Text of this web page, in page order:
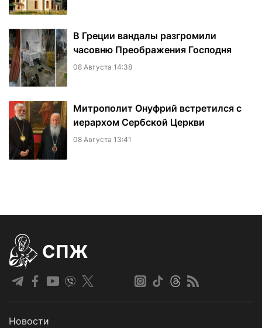
В Греции вандалы разгромили
часовню Преображения Господня
08 Августа 14:38
Митрополит Онуфрий встретился с
иерархом Сербской Церкви
08 Августа 13:41
СПЖ
Новости